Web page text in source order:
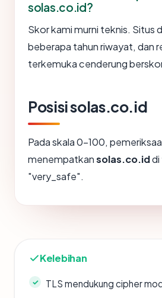
solas.co.id?
Skor kami murni teknis. Situs
beberapa tahun riwayat, dan
terkemuka cenderung
Posisi solas.co.id
Pada skala 0-100,
menempatkansolas.co.iddi
"very_safe".
Kelebihan
TLS mendukung cipher